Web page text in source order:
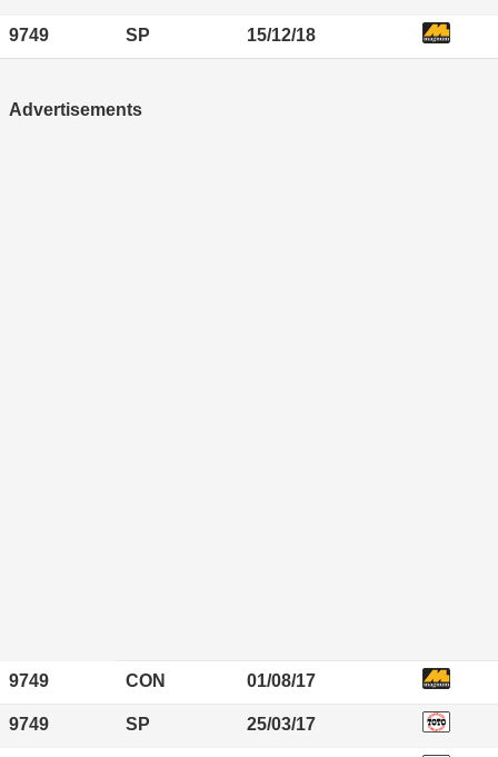
9749 SP 15/12/18
Advertisements
9749 CON 01/08/17
9749 SP 25/03/17